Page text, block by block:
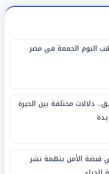
اليوم الجمعة في مصر
دلالات مختلفة بين الحيرة
قبضة الأمن بتهمة نشر